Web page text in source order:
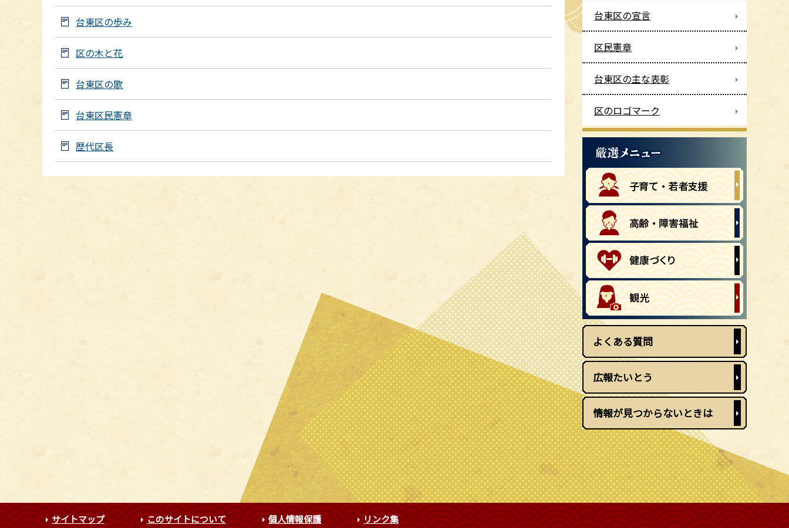
台東区の歩み
区の木と花
台東区の歌
台東区民憲章
歴代区長
台東区の宣言
区民憲章
台東区の主な表彰
区のロゴマーク
よくある質問
広報たいとう
情報が見つからないときは
サイトマップ このサイトについて 個人情報保護 リンク集